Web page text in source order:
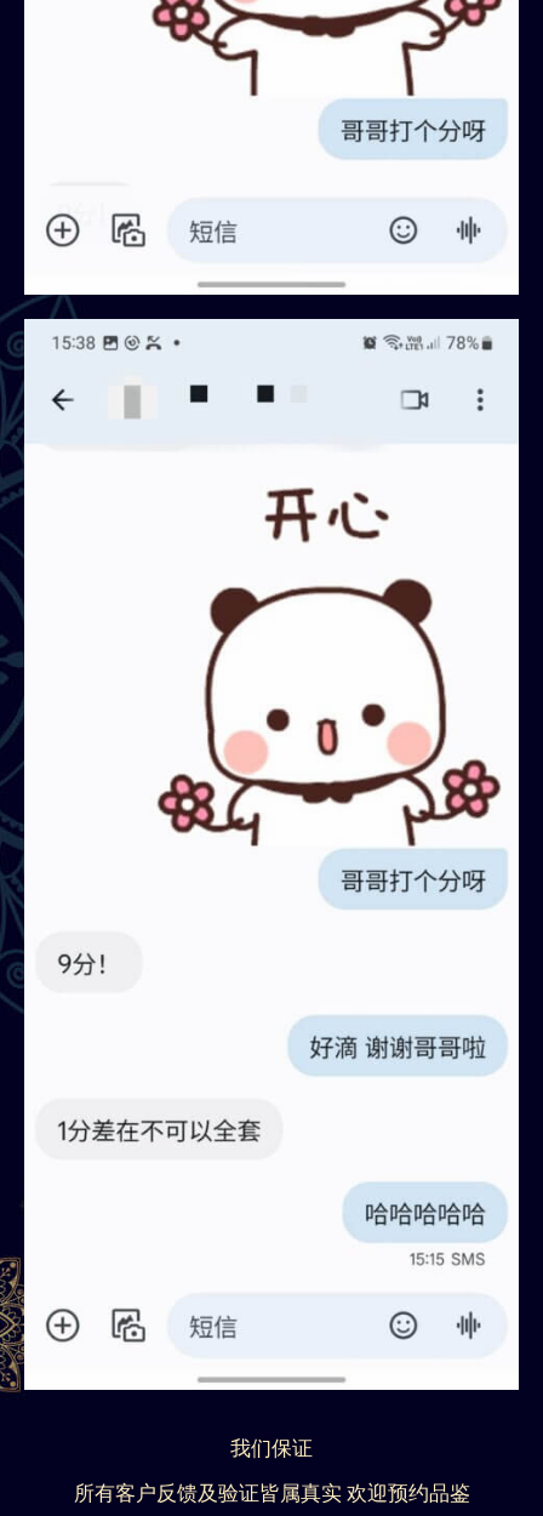
我们保证
所有客户反馈及验证皆属真实 欢迎预约品鉴